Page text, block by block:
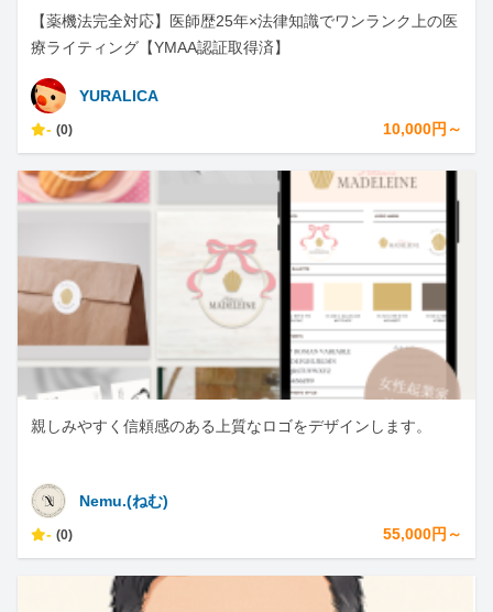
【薬機法完全対応】医師歴25年×法律知識でワンランク上の医
療ライティング【YMAA認証取得済】
YURALICA
- (0) 10,000円～
親しみやすく信頼感のある上質なロゴをデザインします。
Nemu.(ねむ)
- (0) 55,000円～